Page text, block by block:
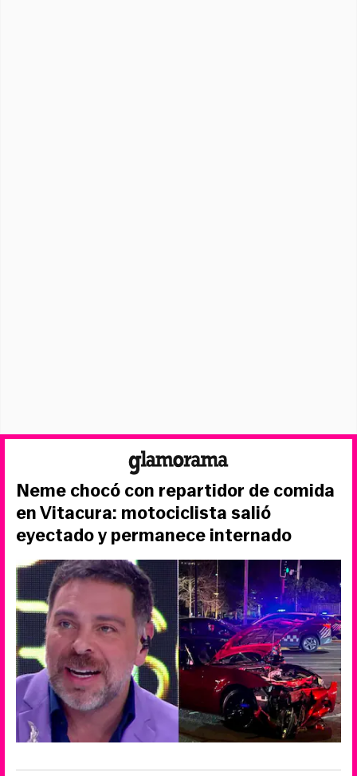
Neme chocó con repartidor de comida
en Vitacura: motociclista salió
eyectado y permanece internado